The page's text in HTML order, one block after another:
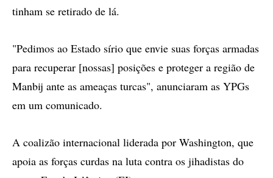
tinham se retirado de lá.
"Pedimos ao Estado sírio que envie suas forças armadas
para recuperar [nossas] posições e proteger a região de
Manbij ante as ameaças turcas", anunciaram as YPGs
em um comunicado.
A coalizão internacional liderada por Washington, que
apoia as forças curdas na luta contra os jihadistas do